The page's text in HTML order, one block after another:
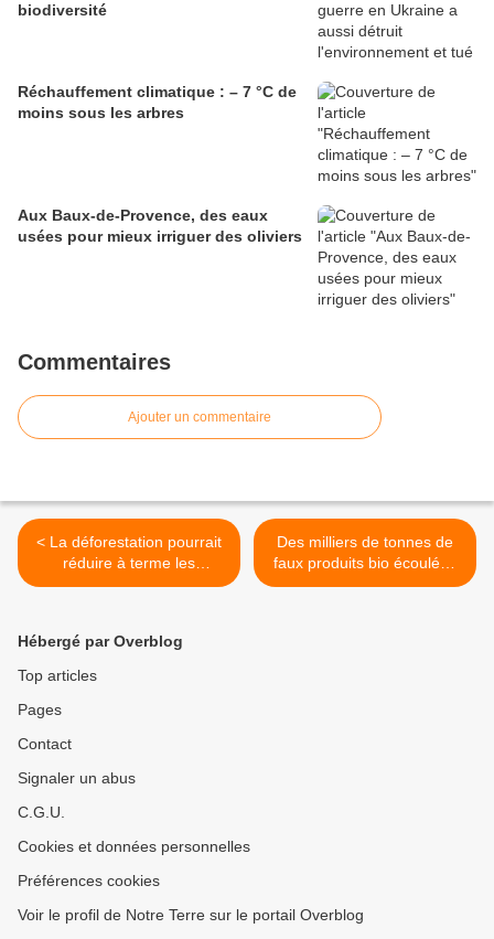
biodiversité
Réchauffement climatique : – 7 °C de
moins sous les arbres
Aux Baux-de-Provence, des eaux
usées pour mieux irriguer des oliviers
Commentaires
Ajouter un commentaire
< La déforestation pourrait
réduire à terme les
précipitations de 20%
Des milliers de tonnes de
faux produits bio écoulées
en Europe >
Hébergé par Overblog
Top articles
Pages
Contact
Signaler un abus
C.G.U.
Cookies et données personnelles
Préférences cookies
Voir le profil de Notre Terre sur le portail Overblog